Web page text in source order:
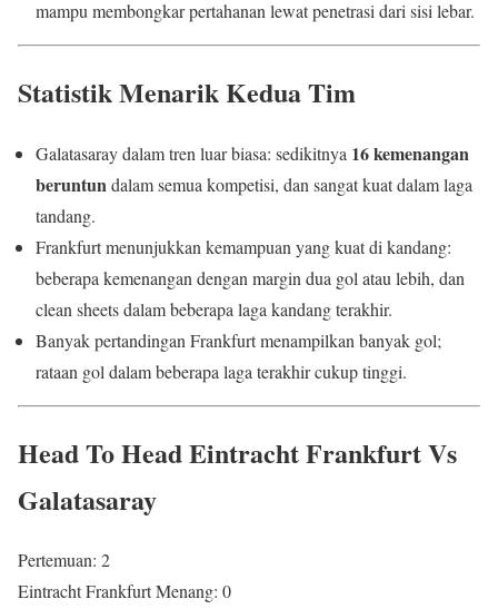
mampu membongkar pertahanan lewat penetrasi dari sisi lebar.
Statistik Menarik Kedua Tim
Galatasaray dalam tren luar biasa: sedikitnya 16 kemenangan
beruntun dalam semua kompetisi, dan sangat kuat dalam laga
tandang.
Frankfurt menunjukkan kemampuan yang kuat di kandang:
beberapa kemenangan dengan margin dua gol atau lebih, dan
clean sheets dalam beberapa laga kandang terakhir.
Banyak pertandingan Frankfurt menampilkan banyak gol;
rataan gol dalam beberapa laga terakhir cukup tinggi.
Head To Head Eintracht Frankfurt Vs
Galatasaray
Pertemuan: 2
Eintracht Frankfurt Menang: 0